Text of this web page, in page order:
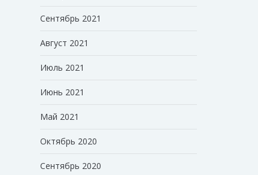
Сентябрь 2021
Август 2021
Июль 2021
Июнь 2021
Май 2021
Октябрь 2020
Сентябрь 2020